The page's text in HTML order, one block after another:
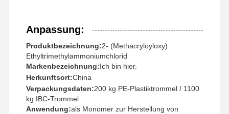
Anpassung:
Produktbezeichnung:2- (Methacryloyloxy)
Ethyltrimethylammoniumchlorid
Markenbezeichnung:Ich bin hier.
Herkunftsort:China
Verpackungsdaten:200 kg PE-Plastiktrommel / 1100
kg IBC-Trommel
Anwendung:als Monomer zur Herstellung von